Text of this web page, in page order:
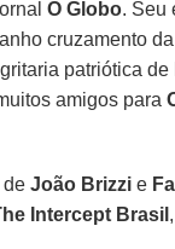
O Globo. Seu
cruzamento
patriótica de
amigos para
deJoão Brizzi e
Intercept Brasil